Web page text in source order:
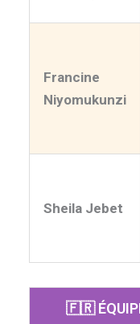
Francine
Niyomukunzi
Sheila Jebet
🇫🇷